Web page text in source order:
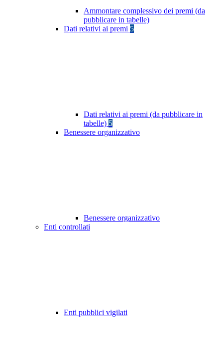
Ammontare complessivo dei premi (da
pubblicare in tabelle)
Dati relativi ai premi 5
Dati relativi ai premi (da pubblicare in
tabelle) 5
Benessere organizzativo
Benessere organizzativo
Enti controllati
Enti pubblici vigilati